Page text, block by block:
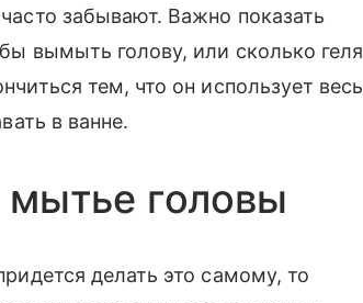
забывают. Важно показать
вымыть голову, или сколько геля
тем, что он использует весь
в ванне.
головы
делать это самому, то